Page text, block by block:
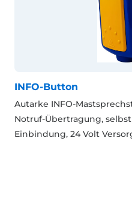
INFO-Button
Autarke INFO-
Notruf-Übertragung,
Einbindung, 24 Volt